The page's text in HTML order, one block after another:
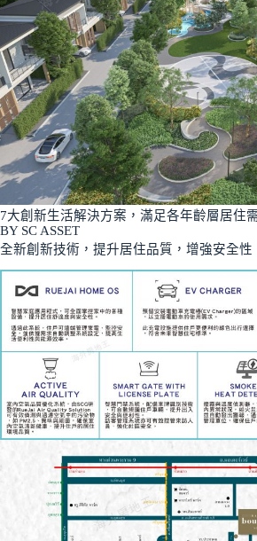
7大創新生活解決方案，滿足各年齡層居住
BY SC ASSET
全新創新技術，提升居住品質，增強安全性